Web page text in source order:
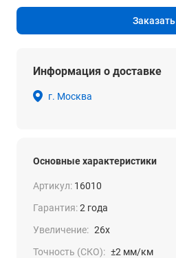
Заказать
Информация о доставке
г. Москва
Основные характеристики
Артикул: 16010
Гарантия:2 года
Увеличение: 26x
Точность (СКО): ±2 мм/км